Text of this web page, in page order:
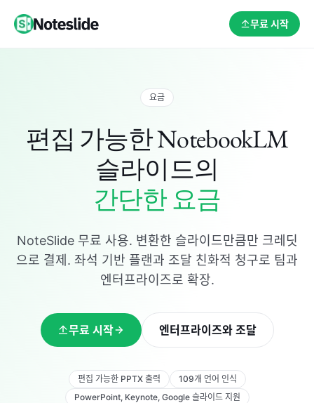
무료 시작
요금
편집 가능한 NotebookLM
슬라이드의
간단한 요금
NoteSlide 무료 사용. 변환한 슬라이드만큼만 크레딧
으로 결제. 좌석 기반 플랜과 조달 친화적 청구로 팀과
엔터프라이즈로 확장.
무료 시작 엔터프라이즈와 조달
편집 가능한 PPTX 출력
109개 언어 인식
PowerPoint, Keynote, Google 슬라이드 지원